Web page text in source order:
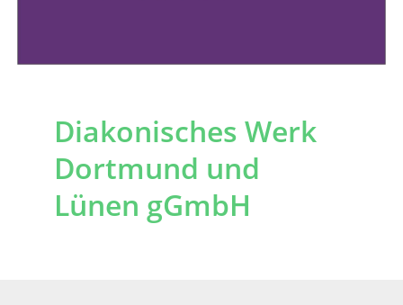
Diakonisches Werk
Dortmund und
Lünen gGmbH